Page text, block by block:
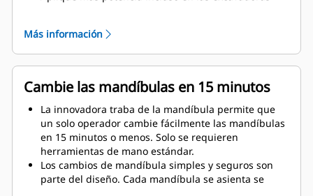
máquina.
Obtenga el máximo rendimiento y respaldo total con
una solución completa de demolición Cat. Los
programas para procesadores múltiples se incluyen
en la pantalla del operador Cat de última
generación. Único punto de soporte para todo el
sistema por parte de su distribuidor Cat local.
Más información
Cambie las mandíbulas en 15 minutos
La innovadora traba de la mandíbula permite que
un solo operador cambie fácilmente las mandíbulas
en 15 minutos o menos. Solo se requieren
herramientas de mano estándar.
Los cambios de mandíbula simples y seguros son
parte del diseño. Cada mandíbula se asienta se